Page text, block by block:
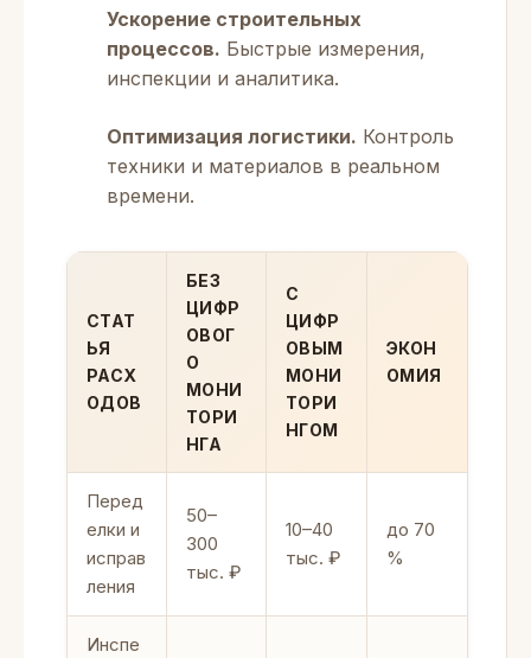
Ускорение строительных
процессов. Быстрые измерения,
инспекции и аналитика.
Оптимизация логистики. Контроль
техники и материалов в реальном
времени.
СТАТ
ЬЯ
РАСХ
ОДОВ
БЕЗ
ЦИФР
ОВОГ
О
МОНИ
ТОРИ
НГА
С
ЦИФР
ОВЫМ
МОНИ
ТОРИ
НГОМ
ЭКОН
ОМИЯ
Перед
елки и
исправ
ления
50–
300
тыс. ₽
10–40
тыс. ₽
до 70
%
Инспе